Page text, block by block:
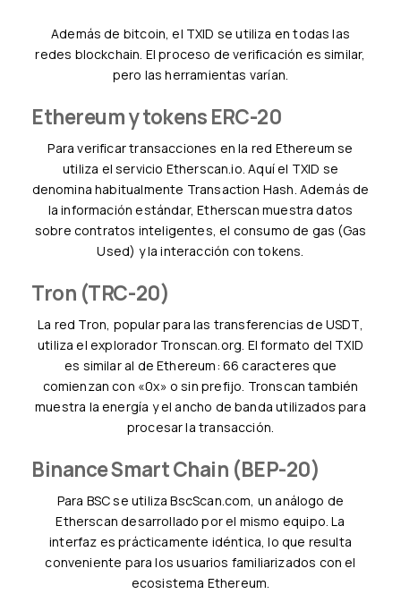
Además de bitcoin, el TXID se utiliza en todas las
redes blockchain. El proceso de verificación es similar,
pero las herramientas varían.
Ethereum y tokens ERC-20
Para verificar transacciones en la red Ethereum se
utiliza el servicio Etherscan.io. Aquí el TXID se
denomina habitualmente Transaction Hash. Además de
la información estándar, Etherscan muestra datos
sobre contratos inteligentes, el consumo de gas (Gas
Used) y la interacción con tokens.
Tron (TRC-20)
La red Tron, popular para las transferencias de USDT,
utiliza el explorador Tronscan.org. El formato del TXID
es similar al de Ethereum: 66 caracteres que
comienzan con «0x» o sin prefijo. Tronscan también
muestra la energía y el ancho de banda utilizados para
procesar la transacción.
Binance Smart Chain (BEP-20)
Para BSC se utiliza BscScan.com, un análogo de
Etherscan desarrollado por el mismo equipo. La
interfaz es prácticamente idéntica, lo que resulta
conveniente para los usuarios familiarizados con el
ecosistema Ethereum.